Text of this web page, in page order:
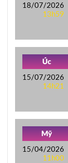
18/07/2026
13h59
Úc
15/07/2026
14h21
Mỹ
15/04/2026
11h00